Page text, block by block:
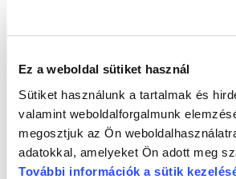
Ez a weboldal sütiket használ
Sütiket használunk a tartalmak és
valamint weboldalforgalmunk
megosztjuk az Ön
adatokkal, amelyeket Ön adott meg
További információk a sütik
- 4. rész:Régi győri farsangi bálok
- 5. rész:Makrisz Agamemnon:
- 6. rész:A Dunakapu tér
- 7. rész:
Az Apolló mozi
- 8. rész:A Győri Gyufagyár